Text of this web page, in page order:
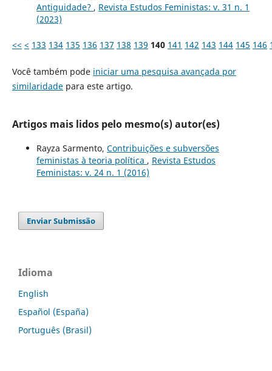
Antiguidade? , Revista Estudos Feministas: v. 31 n. 1
(2023)
<< < 133 134 135 136 137 138 139 140 141 142 143 144 145 146
Você também pode iniciar uma pesquisa avançada por
similaridadepara este artigo.
Artigos mais lidos pelo mesmo(s) autor(es)
Rayza Sarmento, Contribuições e subversões
feministas à teoria política , Revista Estudos
Feministas: v. 24 n. 1 (2016)
Enviar Submissão
Idioma
English
Español (España)
Português (Brasil)